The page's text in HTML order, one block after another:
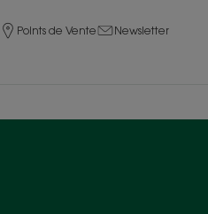
Points de Vente Newsletter